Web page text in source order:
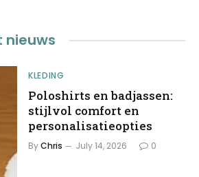
nieuws
KLEDING
Poloshirts en badjassen:
stijlvol comfort en
personalisatieopties
ByChris July 14, 2026 0